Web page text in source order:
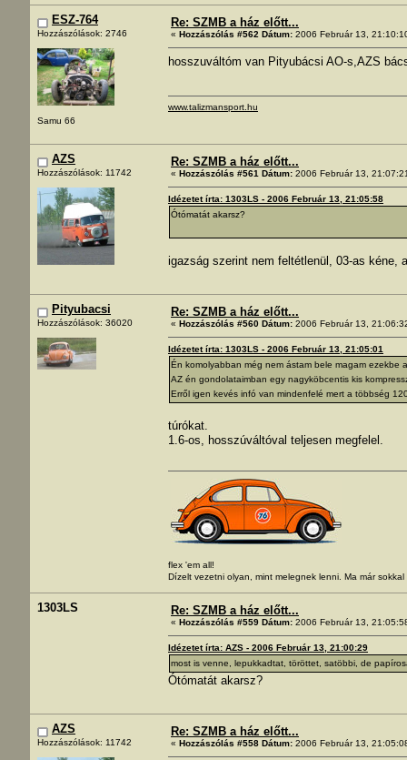
ESZ-764
Hozzászólások: 2746
Samu 66
Re: SZMB a ház előtt...
« Hozzászólás #562 Dátum: 2006 Február 13,
hosszuváltóm van Pityubácsi AO-s,AZS
www.talizmansport.hu
AZS
Hozzászólások: 11742
Re: SZMB a ház előtt...
« Hozzászólás #561 Dátum: 2006 Február 13,
Idézetet írta: 1303LS - 2006 Február 13, 21:05:58
Ótómatát akarsz?
igazság szerint nem feltétlenül, 03-as kéne,
Pityubacsi
Hozzászólások: 36020
Re: SZMB a ház előtt...
« Hozzászólás #560 Dátum: 2006 Február 13,
Idézetet írta: 1303LS - 2006 Február 13, 21:05:01
Én komolyabban még nem ástam bele magam ezekbe
AZ én gondolataimban egy nagyköbcentis kis
Erről igen kevés infó van mindenfelé mert a többség
túrókat.
1.6-os, hosszúváltóval teljesen megfelel.
flex 'em all!
Dízelt vezetni olyan, mint melegnek lenni. Ma már
1303LS Re: SZMB a ház előtt...
« Hozzászólás #559 Dátum: 2006 Február 13,
Idézetet írta: AZS - 2006 Február 13, 21:00:29
most is venne, lepukkadtat, töröttet, satöbbi, de
Ótómatát akarsz?
AZS
Hozzászólások: 11742
Re: SZMB a ház előtt...
« Hozzászólás #558 Dátum: 2006 Február 13,